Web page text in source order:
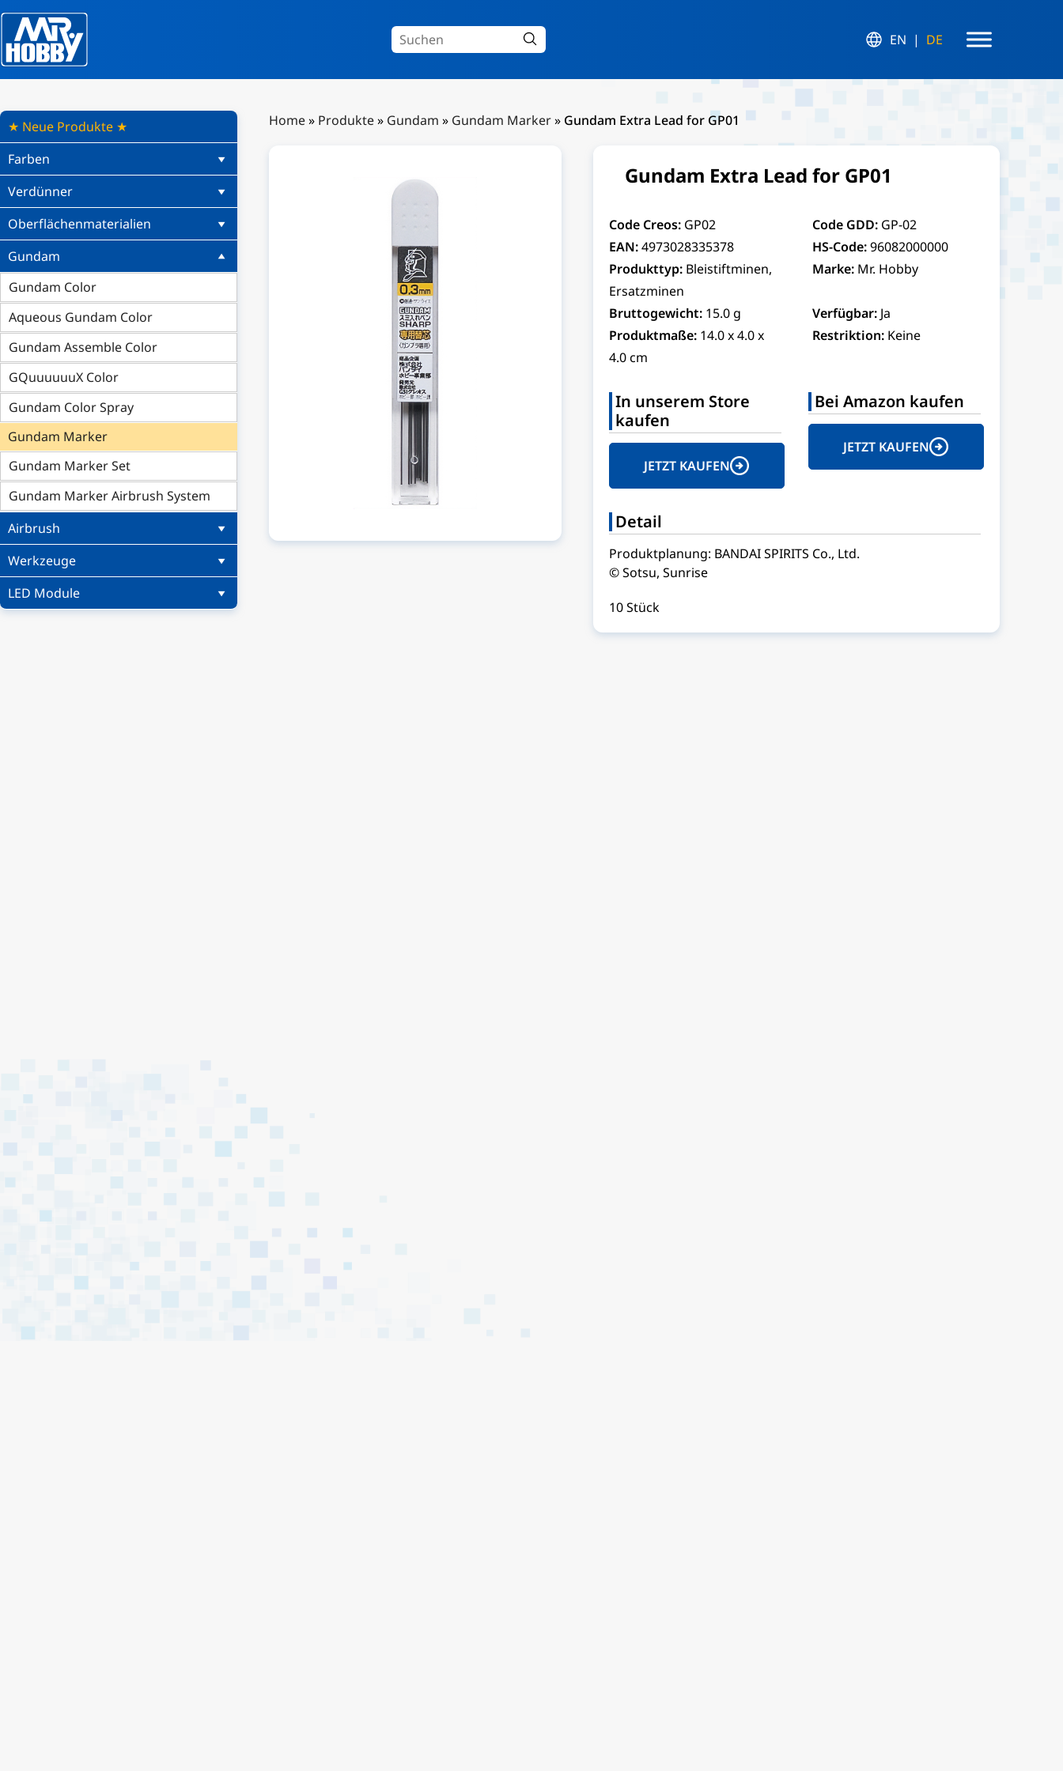
EN DE
★ Neue Produkte ★
Farben
Verdünner
Oberflächenmaterialien
Gundam
Gundam Color
Aqueous Gundam Color
Gundam Assemble Color
GQuuuuuuX Color
Gundam Color Spray
Gundam Marker
Gundam Marker Set
Gundam Marker Airbrush System
Airbrush
Werkzeuge
LED Module
Home» Produkte» Gundam » Gundam Marker» Gundam Extra Lead for GP01
Gundam Extra Lead for GP01
Code Creos: GP02 Code GDD: GP-02
EAN: 4973028335378 HS-Code:96082000000
Produkttyp: Bleistiftminen,
Ersatzminen
Marke: Mr. Hobby
Bruttogewicht: 15.0 g Verfügbar: Ja
Produktmaße: 14.0 x 4.0 x
4.0 cm
Restriktion: Keine
In unserem Store
kaufen
JETZT KAUFEN
Bei Amazon kaufen
JETZT KAUFEN
Detail
Produktplanung: BANDAI SPIRITS Co., Ltd.
© Sotsu, Sunrise
10 Stück